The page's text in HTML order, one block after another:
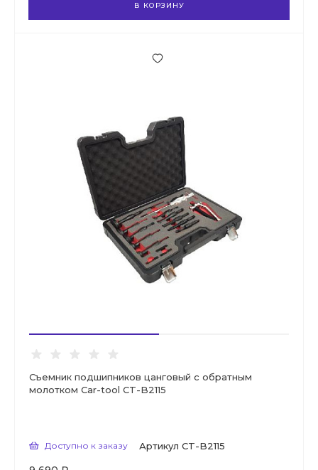
В КОРЗИНУ
Съемник подшипников цанговый с обратным
молотком Car-tool CT-B2115
Доступно к заказу Артикул CT-B2115